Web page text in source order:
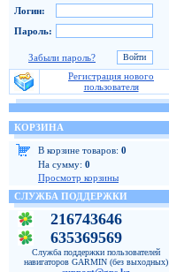
Логин:
Пароль:
Забыли пароль?
Регистрация нового
пользователя
КОРЗИНА
В корзине товаров: 0
На сумму: 0
Просмотр корзины
СЛУЖБА ПОДДЕРЖКИ
216743646
635369569
Служба поддержки пользователей
навигаторов GARMIN (без выходных)